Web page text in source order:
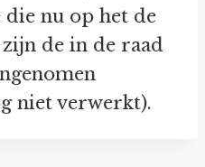
die nu op het de
zijn de in de raad
niet verwerkt).